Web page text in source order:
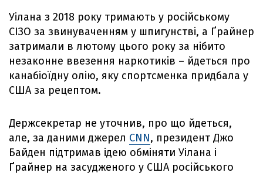
Уілана з 2018 року тримають у російському
СІЗО за звинуваченням у шпигунстві, а Ґрайнер
затримали в лютому цього року за нібито
незаконне ввезення наркотиків – йдеться про
канабіоїдну олію, яку спортсменка придбала у
США за рецептом.
Держсекретар не уточнив, про що йдеться,
але, за даними джерел CNN, президент Джо
Байден підтримав ідею обміняти Уілана і
Ґрайнер на засудженого у США російського